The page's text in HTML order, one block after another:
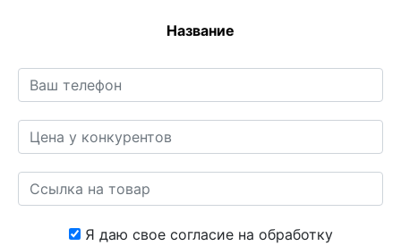
Название
Я даю свое согласие на обработку